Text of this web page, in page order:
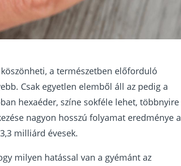
a természetben előforduló
Csak egyetlen elemből áll az pedig a
hexaéder, színe sokféle lehet, többnyire
nagyon hosszú folyamat eredménye a
milliárd évesek.
milyen hatással van a gyémánt az